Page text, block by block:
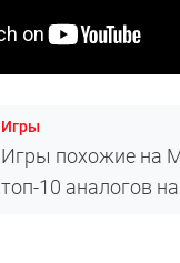
Игры
Игры похожие на
топ-10 аналогов